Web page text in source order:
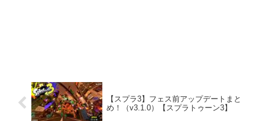
【スプラ3】フェス前アップデートまと
め！（v3.1.0）【スプラトゥーン3】